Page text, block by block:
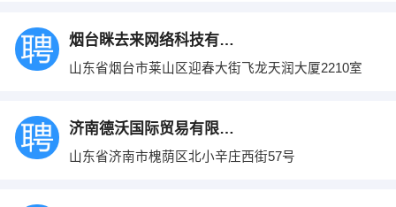
烟台眯去来网络科技有限公司
山东省烟台市莱山区迎春大街飞龙天润大厦2210室
济南德沃国际贸易有限公司
山东省济南市槐荫区北小辛庄西街57号